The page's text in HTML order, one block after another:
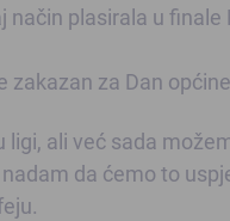
način plasirala u
zakazan za Dan
ligi, ali već sada
da ćemo to